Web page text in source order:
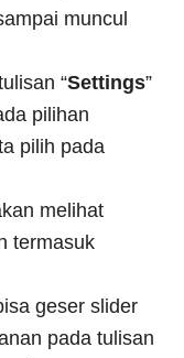
muncul
“Settings”
pilihan
pilih pada
melihat
termasuk
geser slider
pada tulisan